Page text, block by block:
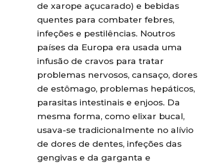
de xarope açucarado) e bebidas
quentes para combater febres,
infeções e pestilências. Noutros
países da Europa era usada uma
infusão de cravos para tratar
problemas nervosos, cansaço, dores
de estômago, problemas hepáticos,
parasitas intestinais e enjoos. Da
mesma forma, como elixar bucal,
usava-se tradicionalmente no alívio
de dores de dentes, infeções das
gengivas e da garganta e